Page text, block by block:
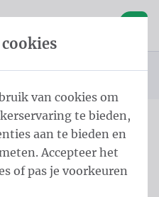
Vlag Puerto Rico
van cookies om
te bieden,
aan te bieden en
Accepteer het
of pas je voorkeuren